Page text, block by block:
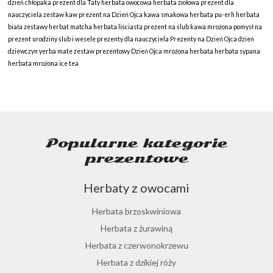
dzień chłopaka prezent dla Taty herbata owocowa herbata ziołowa prezent dla
nauczycielazestaw kaw prezent na Dzień Ojca kawa smakowa herbata pu-erh herbata
białazestawy herbat matcha herbata liściasta prezent na ślub kawa mrożona pomysł na
prezent urodzinyślub i wesele prezenty dla nauczyciela Prezenty na Dzień Ojcadzień
dziewczynyerba matezestaw prezentowyDzień Ojca mrożona herbata herbata sypana
herbata mrożonaice tea
Popularne kategorie
prezentowe
Herbaty z owocami
Herbata brzoskwiniowa
Herbata z żurawiną
Herbata z czerwonokrzewu
Herbata z dzikiej róży